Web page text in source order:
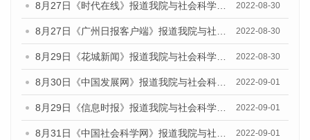
8月27日《时代在线》报道我院与社会科学文献出版社联合发布《广州蓝皮书：广州社会发展报告(2022)》的媒体文章 2022-08-30
8月27日《广州日报客户端》报道我院与社会科学文献出版社联合发布《广州蓝皮书：广州社会发展报告(2022)》的媒体文章 2022-08-30
8月29日《花城新闻》报道我院与社会科学文献出版社联合发布《广州蓝皮书：广州社会发展报告(2022)》的媒体文章 2022-08-30
8月30日《中国发展网》报道我院与社会科学文献出版社联合发布《广州蓝皮书：广州社会发展报告（2022）》的媒体采访 2022-09-01
8月29日《信息时报》报道我院与社会科学文献出版社联合发布《广州蓝皮书：广州社会发展报告(2022)》的媒体文章 2022-09-01
8月31日《中国社会科学网》报道我院与社会科学文献出版社联合发布《广州蓝皮书：广州社会发展报告（2022）》的媒体采访 2022-09-01